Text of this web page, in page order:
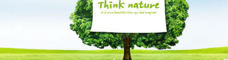
项目信息
招聘信息